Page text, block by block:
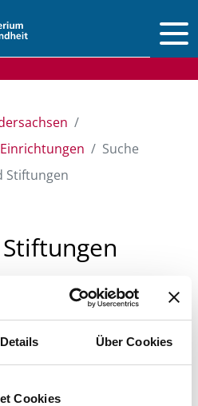
Details Über Cookies
Cookies
Suche
Stiftungen
Unterstützung für ein
Hier können Sie
und